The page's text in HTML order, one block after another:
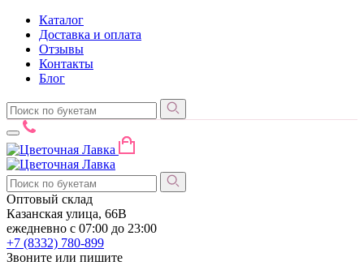
Каталог
Доставка и оплата
Отзывы
Контакты
Блог
Оптовый склад
Казанская улица, 66В
ежедневно с 07:00 до 23:00
+7 (8332) 780-899
Звоните или пишите